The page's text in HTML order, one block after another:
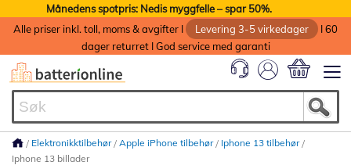
Månedens spotpris: Nedis myggfelle – spar 50%.
Alle priser inkl. toll, moms & avgifter I
Levering 3-5 virkedager
I 60
dager returret I God service med garanti
Elektronikktilbehør Apple iPhone tilbehør
Iphone 13 tilbehør
Iphone 13 billader